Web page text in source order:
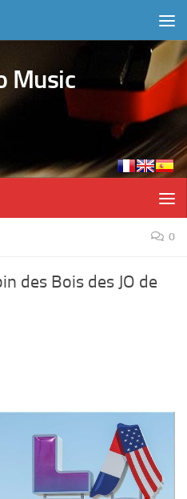
Music
0
des Bois des JO de